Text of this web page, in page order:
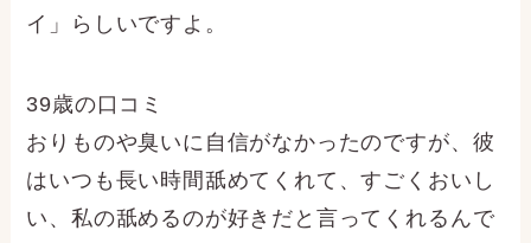
イ」らしいですよ。
39歳の口コミ
おりものや臭いに自信がなかったのですが、彼
はいつも長い時間舐めてくれて、すごくおいし
い、私の舐めるのが好きだと言ってくれるんで